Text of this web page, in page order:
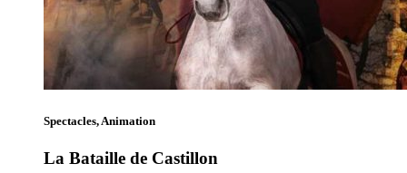
Spectacles, Animation
La Bataille de Castillon